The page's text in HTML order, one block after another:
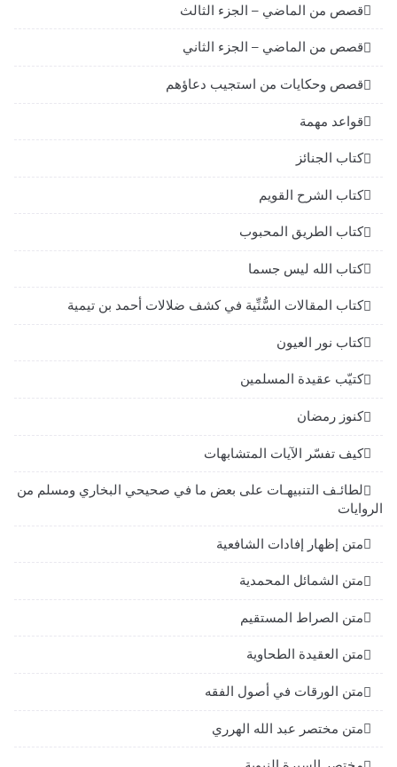
قصص من الماضي – الجزء الثالث
قصص من الماضي – الجزء الثاني
قصص وحكايات من استجيب دعاؤهم
قواعد مهمة
كتاب الجنائز
كتاب الشرح القويم
كتاب الطريق المحبوب
كتاب الله ليس جسما
كتاب المقالات السُّنِّية في كشف ضلالات أحمد بن تيمية
كتاب نور العيون
كتيّب عقيدة المسلمين
كنوز رمضان
كيف تفسّر الآيات المتشابهات
لطائـف التنبيهـات على بعض ما في صحيحي البخاري ومسلم من
الروايات
متن إظهار إفادات الشافعية
متن الشمائل المحمدية
متن الصراط المستقيم
متن العقيدة الطحاوية
متن الورقات في أصول الفقه
متن مختصر عبد الله الهرري